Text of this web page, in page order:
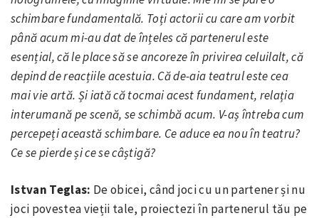
schimbare fundamentală. Toți actorii cu care am vorbit
până acum mi-au dat de înțeles că partenerul este
esențial, că le place să se ancoreze în privirea celuilalt, că
depind de reacțiile acestuia. Că de-aia teatrul este cea
mai vie artă. Și iată că tocmai acest fundament, relația
interumană pe scenă, se schimbă acum. V-aș întreba cum
percepeți această schimbare. Ce aduce ea nou în teatru?
Ce se pierde și ce se câștigă?
Istvan Teglas: De obicei, când joci cu un partener și nu
joci povestea vieții tale, proiectezi în partenerul tău pe